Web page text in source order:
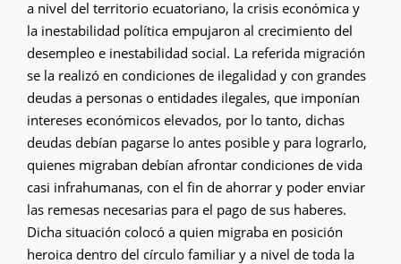
a nivel del territorio ecuatoriano, la crisis económica y
la inestabilidad política empujaron al crecimiento del
desempleo e inestabilidad social. La referida migración
se la realizó en condiciones de ilegalidad y con grandes
deudas a personas o entidades ilegales, que imponían
intereses económicos elevados, por lo tanto, dichas
deudas debían pagarse lo antes posible y para lograrlo,
quienes migraban debían afrontar condiciones de vida
casi infrahumanas, con el fin de ahorrar y poder enviar
las remesas necesarias para el pago de sus haberes.
Dicha situación colocó a quien migraba en posición
heroica dentro del círculo familiar y a nivel de toda la